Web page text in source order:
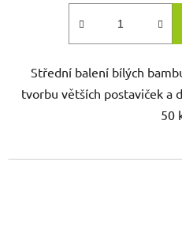
Střední balení bílých
tvorbu větších postaviček a
50